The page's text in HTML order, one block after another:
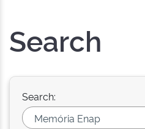
Search
Search: